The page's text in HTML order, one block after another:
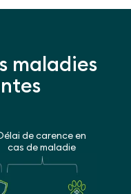
maladies
de carence en
cas de maladie